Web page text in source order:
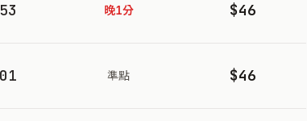
晚1分 $46
準點 $46